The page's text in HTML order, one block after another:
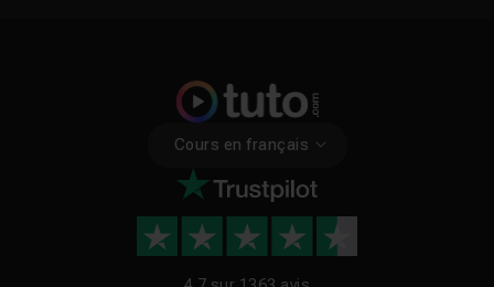
Cours en français